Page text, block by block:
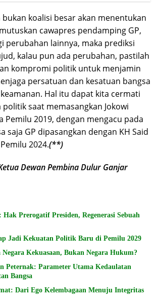
koalisi besar akan menentukan
cawapres pendamping GP,
perubahan lainnya, maka prediksi
kalau pun ada perubahan, pastilah
kompromi politik untuk menjamin
persatuan dan kesatuan bangsa
Hal itu dapat kita cermati
saat memasangkan Jokowi
Pemilu 2019, dengan mengacu pada
saja GP dipasangkan dengan KH Said
2024.(**)
Dewan Pembina Dulur Ganjar
Prerogatif Presiden, Regenerasi Sebuah
Jadi Kekuatan Politik Baru di Pemilu 2029
Negara Kekuasaan, Bukan Negara Hukum?
Peternak: Parameter Utama Kedaulatan
Bangsa
Dari Ego Kelembagaan Menuju Integritas